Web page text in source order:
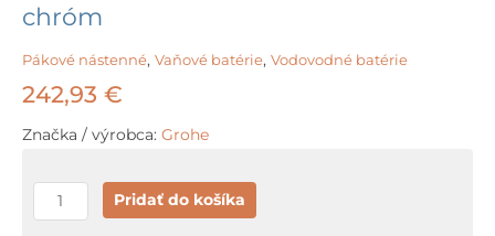
chróm
Pákové nástenné, Vaňové batérie, Vodovodné batérie
242,93 €
Značka / výrobca: Grohe
množstvo
Grohe
Pridať do košíka